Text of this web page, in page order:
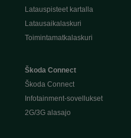
Latauspisteet kartalla
Latausaikalaskuri
Toimintamatkalaskuri
Škoda Connect
Škoda Connect
Infotainment-sovellukset
2G/3G alasajo